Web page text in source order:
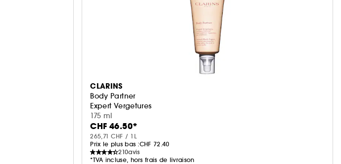
CLARINS
Body Partner
Expert Vergetures
175 ml
CHF 46.50*
265,71 CHF / 1L
Prix le plus bas :CHF 72.40
210avis
*TVA incluse, hors frais de livraison